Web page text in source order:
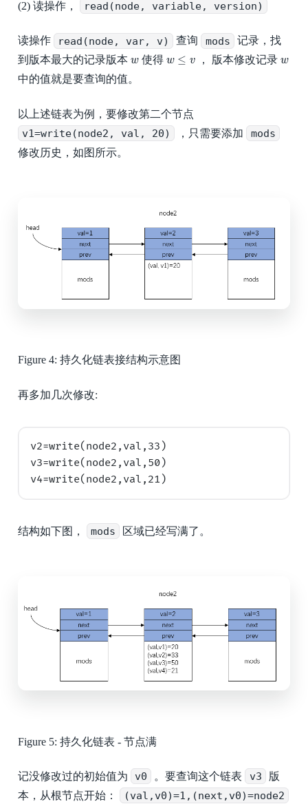
(2) 读操作， read(node, variable, version)
读操作 read(node, var, v) 查询 mods
记录，找
到版本最大的记录版本 w
w使得 w ≤ v
w≤v ， 版本修改记录 w
w
中的值就是要查询的值。
以上述链表为例，要修改第二个节点
v1=write(node2, val, 20) ，只需要添加 mods
修改历史，如图所示。
Figure 4: 持久化链表接结构示意图
再多加几次修改:
v2=write(node2,val,33)
v3=write(node2,val,50)
结构如下图， mods 区域已经写满了。
Figure 5: 持久化链表 - 节点满
记没修改过的初始值为 v0 。要查询这个链表 v3
版
本，从根节点开始：
(val,v0)=1,(next,v0)=node2